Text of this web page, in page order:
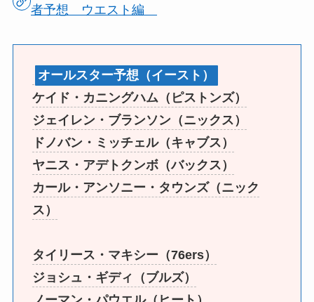
者予想 ウエスト編
オールスター予想（イースト）
ケイド・カニングハム（ピストンズ）
ジェイレン・ブランソン（ニックス）
ドノバン・ミッチェル（キャブス）
ヤニス・アデトクンボ（バックス）
カール・アンソニー・タウンズ（ニック
ス）
タイリース・マキシー（76ers）
ジョシュ・ギディ（ブルズ）